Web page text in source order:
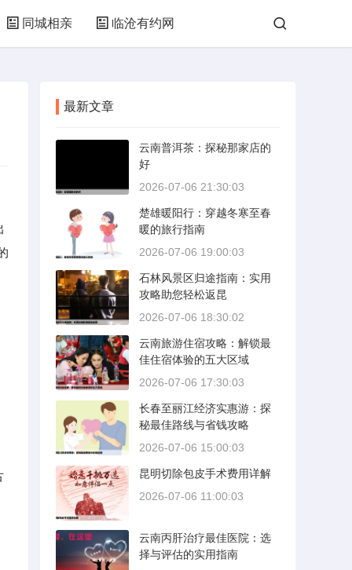
同城相亲 临沧有约网
最新文章
云南普洱茶：探秘那家店的
好
2026-07-06 21:30:03
楚雄暖阳行：穿越冬寒至春
暖的旅行指南
2026-07-06 19:00:03
石林风景区归途指南：实用
攻略助您轻松返昆
2026-07-06 18:30:02
云南旅游住宿攻略：解锁最
佳住宿体验的五大区域
2026-07-06 17:30:03
长春至丽江经济实惠游：探
秘最佳路线与省钱攻略
2026-07-06 15:00:03
昆明切除包皮手术费用详解
2026-07-06 11:00:03
云南丙肝治疗最佳医院：选
择与评估的实用指南